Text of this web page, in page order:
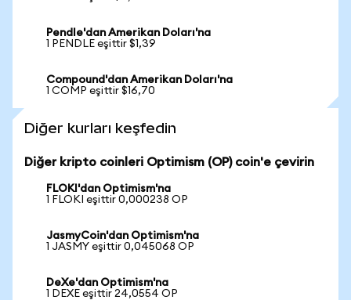
Pendle'dan Amerikan Doları'na
1 PENDLE eşittir $1,39
Compound'dan Amerikan Doları'na
1 COMP eşittir $16,70
Diğer kurları keşfedin
Diğer kripto coinleri Optimism (OP) coin'e çevirin
FLOKI'dan Optimism'na
1 FLOKI eşittir 0,000238 OP
JasmyCoin'dan Optimism'na
1 JASMY eşittir 0,045068 OP
DeXe'dan Optimism'na
1 DEXE eşittir 24,0554 OP